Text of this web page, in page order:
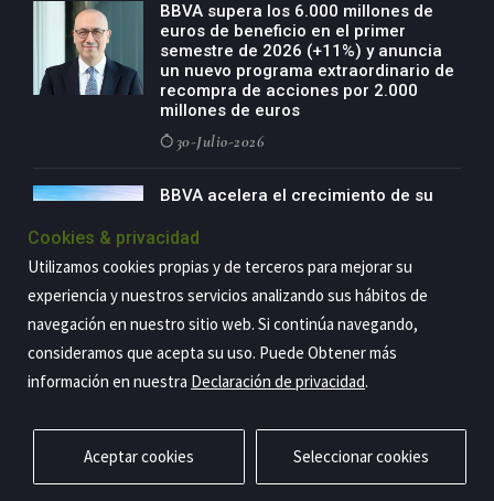
BBVA supera los 6.000 millones de
euros de beneficio en el primer
semestre de 2026 (+11%) y anuncia
un nuevo programa extraordinario de
recompra de acciones por 2.000
millones de euros
30-Julio-2026
BBVA acelera el crecimiento de su
de especialización presente en siete
29-Julio-2026
Copyright@2026 Estrategia Empresarial
Privacidad Aviso legal Política de cookies Contacto RSS
Cookies & privacidad
Utilizamos cookies propias y de terceros para mejorar su
experiencia y nuestros servicios analizando sus hábitos de
navegación en nuestro sitio web. Si continúa navegando,
consideramos que acepta su uso. Puede Obtener más
información en nuestra Declaración de privacidad.
Aceptar cookies Seleccionar cookies